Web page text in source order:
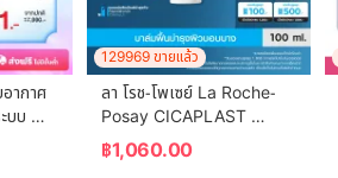
ากาศ
บบ
รุ่น
129969 ขายแล้ว
ลา โรช-โพเซย์ La Roche-
Posay CICAPLAST
BAUME B5+ บาล์มบำรุงผิว
ช่วยปลอบประโลม ฟื้นบำรุงผิว
฿1,060.00